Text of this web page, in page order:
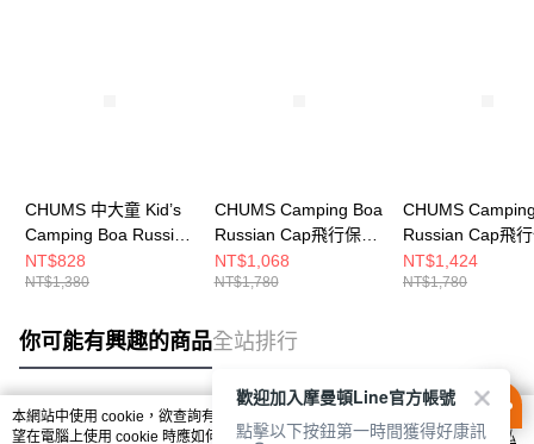
CHUMS 中大童 Kid’s
Camping Boa Russian
Cap保暖風格帽
CH251057B001
NT$828
NT$1,380
CHUMS Camping Boa
Russian Cap飛行保暖
帽 CH051351R110
NT$1,068
NT$1,780
CHUMS
Russian Cap飛
帽
NT$1,424
NT$1,780
你可能有興趣的商品全站排行
熱門標籤
本網站中使用 cookie，欲查詢有關本網站使用 cookie 方式之詳情，及若您不希
望在電腦上使用 cookie 時應如何變更電腦的 cookie 設定，請參閱本網站「
隱私
歡迎加入摩曼頓Line官方帳號
點擊以下按鈕第一時間獲得好康訊